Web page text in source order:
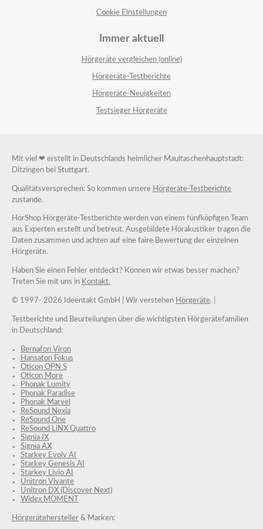
Cookie Einstellungen
Immer aktuell
Hörgeräte vergleichen (online)
Hörgeräte-Testberichte
Hörgeräte-Neuigkeiten
Testsieger Hörgeräte
Mit viel ❤ erstellt in Deutschlands heimlicher Maultaschenhauptstadt:
Ditzingen bei Stuttgart.
Qualitätsversprechen: So kommen unsere Hörgeräte-Testberichte
zustande.
HörShop Hörgeräte-Testberichte werden von einem fünfköpfigen Team
aus Experten erstellt und betreut. Ausgebildete Hörakustiker tragen die
Daten zusammen und achten auf eine faire Bewertung der einzelnen
Hörgeräte.
Haben Sie einen Fehler entdeckt? Können wir etwas besser machen?
Treten Sie mit uns in Kontakt.
© 1997- 2026 Ideentakt GmbH | Wir verstehen Hörgeräte. |
Testberichte und Beurteilungen über die wichtigsten Hörgerätefamilien
in Deutschland:
Bernafon Viron
Hansaton Fokus
Oticon OPN S
Oticon More
Phonak Lumity
Phonak Paradise
Phonak Marvel
ReSound Nexia
ReSound One
ReSound LiNX Quattro
Signia IX
Signia AX
Starkey Evolv AI
Starkey Genesis AI
Starkey Livio AI
Unitron Vivante
Unitron DX (Discover Next)
Widex MOMENT
Hörgerätehersteller & Marken: